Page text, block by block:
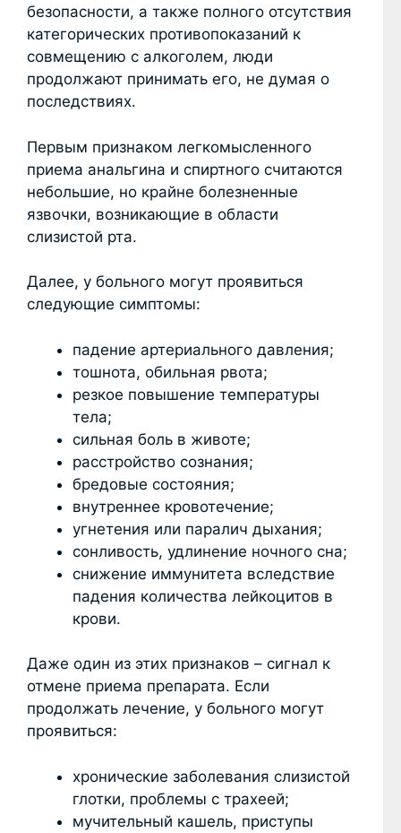
безопасности, а также полного отсутствия
категорических противопоказаний к
совмещению с алкоголем, люди
продолжают принимать его, не думая о
последствиях.
Первым признаком легкомысленного
приема анальгина и спиртного считаются
небольшие, но крайне болезненные
язвочки, возникающие в области
слизистой рта.
Далее, у больного могут проявиться
следующие симптомы:
падение артериального давления;
тошнота, обильная рвота;
резкое повышение температуры
тела;
сильная боль в животе;
расстройство сознания;
бредовые состояния;
внутреннее кровотечение;
угнетения или паралич дыхания;
сонливость, удлинение ночного сна;
снижение иммунитета вследствие
падения количества лейкоцитов в
крови.
Даже один из этих признаков – сигнал к
отмене приема препарата. Если
продолжать лечение, у больного могут
проявиться:
хронические заболевания слизистой
глотки, проблемы с трахеей;
мучительный кашель, приступы